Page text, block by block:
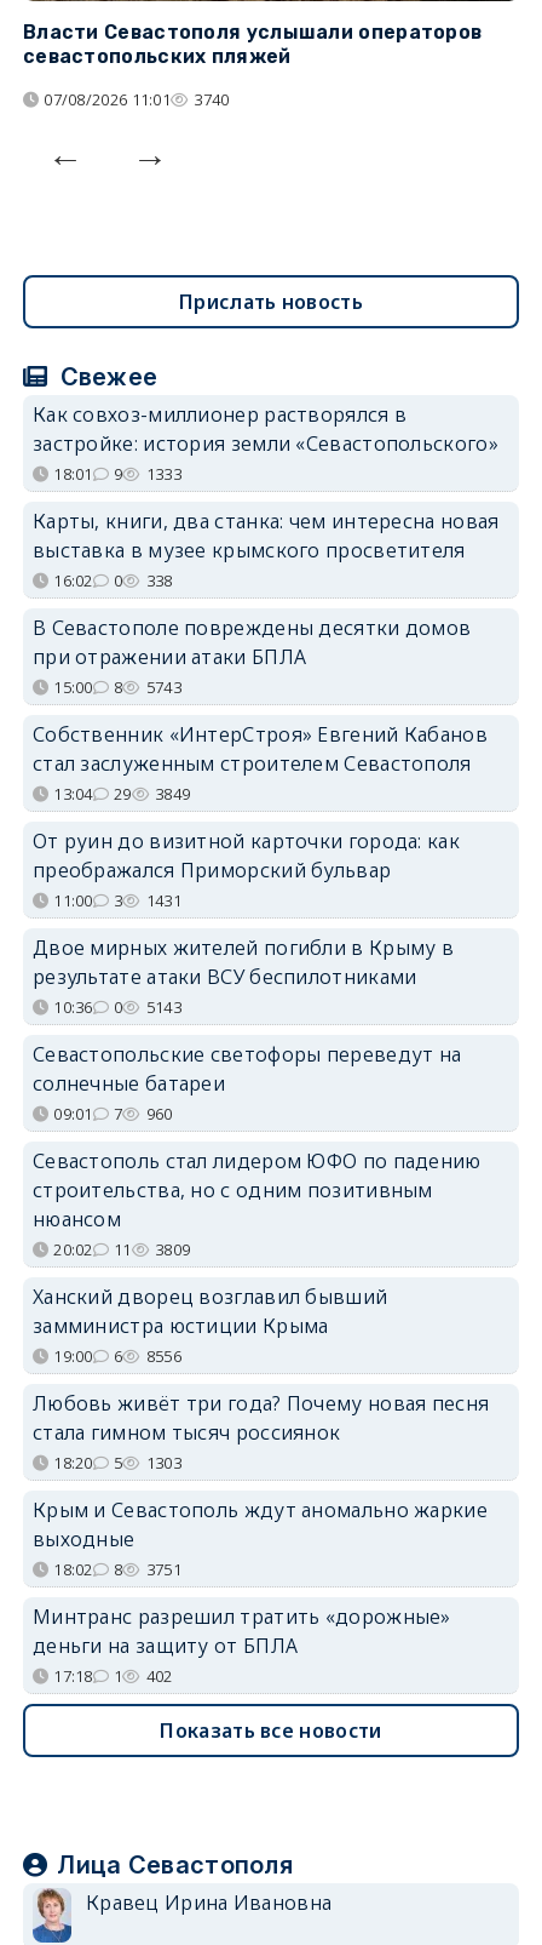
Власти Севастополя услышали операторов
севастопольских пляжей
07/08/2026 11:01 3740
Прислать новость
Свежее
Как совхоз-миллионер растворялся в
застройке: история земли «Севастопольского»
18:01 9 1333
Карты, книги, два станка: чем интересна новая
выставка в музее крымского просветителя
16:02 0 338
В Севастополе повреждены десятки домов
при отражении атаки БПЛА
15:00 8 5743
Собственник «ИнтерСтроя» Евгений Кабанов
стал заслуженным строителем Севастополя
13:04 29 3849
От руин до визитной карточки города: как
преображался Приморский бульвар
11:00 3 1431
Двое мирных жителей погибли в Крыму в
результате атаки ВСУ беспилотниками
10:36 0 5143
Севастопольские светофоры переведут на
солнечные батареи
09:01 7 960
Севастополь стал лидером ЮФО по падению
строительства, но с одним позитивным
нюансом
20:02 11 3809
Ханский дворец возглавил бывший
замминистра юстиции Крыма
19:00 6 8556
Любовь живёт три года? Почему новая песня
стала гимном тысяч россиянок
18:20 5 1303
Крым и Севастополь ждут аномально жаркие
выходные
18:02 8 3751
Минтранс разрешил тратить «дорожные»
деньги на защиту от БПЛА
17:18 1 402
Показать все новости
Лица Севастополя
Кравец Ирина Ивановна